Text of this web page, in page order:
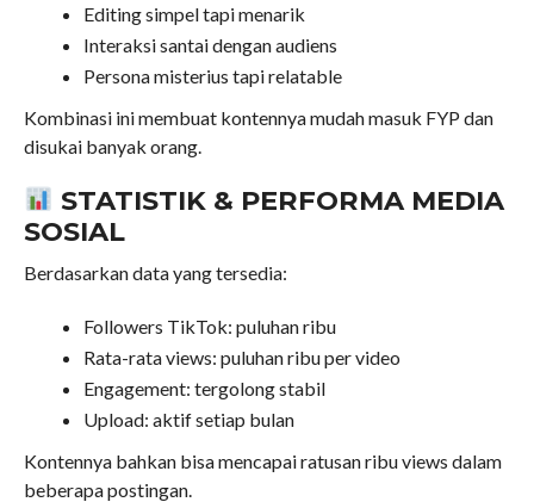
Editing simpel tapi menarik
Interaksi santai dengan audiens
Persona misterius tapi relatable
Kombinasi ini membuat kontennya mudah masuk FYP dan
disukai banyak orang.
STATISTIK & PERFORMA MEDIA
SOSIAL
Berdasarkan data yang tersedia:
Followers TikTok: puluhan ribu
Rata-rata views: puluhan ribu per video
Engagement: tergolong stabil
Upload: aktif setiap bulan
Kontennya bahkan bisa mencapai ratusan ribu views dalam
beberapa postingan.